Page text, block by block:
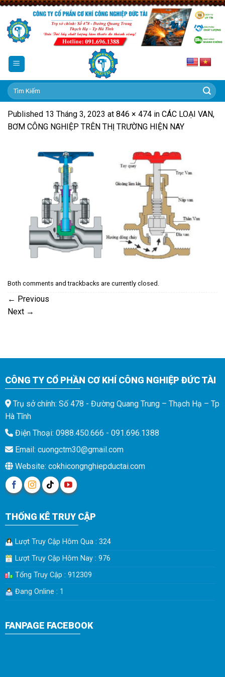
Skip
content
Tìm
kiếm:
Published 13 Tháng 3, 2023 at 846 × 474 in CÁC LOẠI VAN,
BƠM CÔNG NGHIỆP TRÊN THỊ TRƯỜNG HIỆN NAY
Both comments and trackbacks are currently closed.
← Previous
Next →
CÔNG TY CỔ PHẦN CƠ KHÍ CÔNG NGHIỆP ĐỨC TÀI
Trụ sở chính: Số 478 - Đường Quang Trung – Thạch Hạ – Tp
Hà Tĩnh
Điện Thoại: 0988.450.666 - 091.696.1388
Email: cuongctm30@gmail.com
Website: cokhicongnghiepductai.com
THỐNG KÊ TRUY CẬP
Lượt Truy Cập Hôm Qua : 324
Lượt Truy Cập Hôm Nay : 976
Tổng Truy Cập : 912309
Đang Online : 1
FANPAGE FACEBOOK